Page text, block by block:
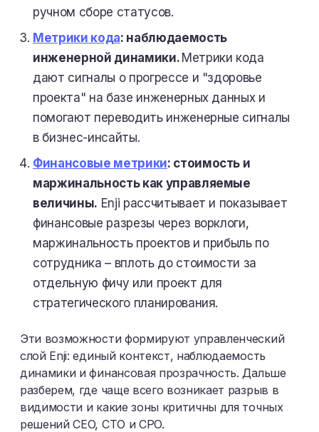
ручном сборе статусов.
Метрики кода: наблюдаемость
инженерной динамики. Метрики кода
дают сигналы о прогрессе и "здоровье
проекта" на базе инженерных данных и
помогают переводить инженерные сигналы
в бизнес-инсайты.
Финансовые метрики: стоимость и
маржинальность как управляемые
величины. Enji рассчитывает и показывает
финансовые разрезы через ворклоги,
маржинальность проектов и прибыль по
сотрудника – вплоть до стоимости за
отдельную фичу или проект для
стратегического планирования.
Эти возможности формируют управленческий
слой Enji: единый контекст, наблюдаемость
динамики и финансовая прозрачность. Дальше
разберем, где чаще всего возникает разрыв в
видимости и какие зоны критичны для точных
решений CEO, CTO и CPO.